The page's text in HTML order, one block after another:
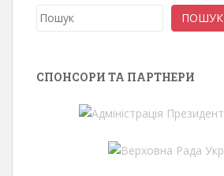
Пошук ПОШУК
СПОНСОРИ ТА ПАРТНЕРИ